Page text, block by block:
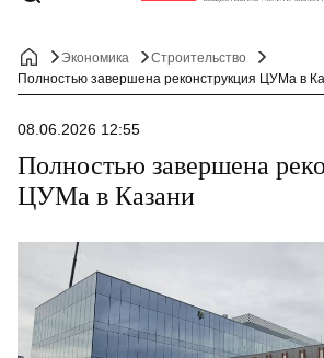
Экономика
Строительство
Полностью завершена реконструкция ЦУМа в
08.06.2026 12:55
Полностью завершена
ЦУМа в Казани